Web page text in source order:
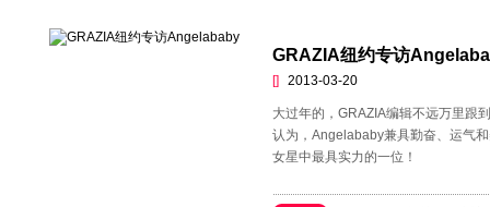
GRAZIA纽约专访
[] 2013-03-20
大过年的，GRAZIA编辑不远万里跟
认为，Angelababy兼具勤奋、运气
女星中最具实力的一位！